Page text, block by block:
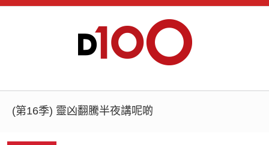
(第16季) 靈凶翻騰半夜講呢啲